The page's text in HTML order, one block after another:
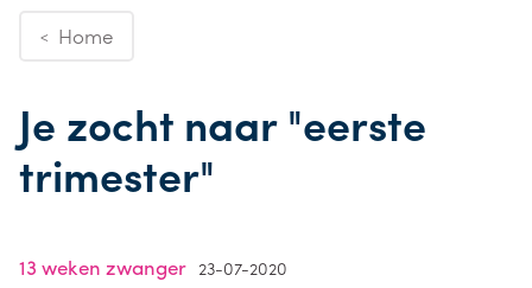
< Home
Je zocht naar "eerste
trimester"
13 weken zwanger 23-07-2020